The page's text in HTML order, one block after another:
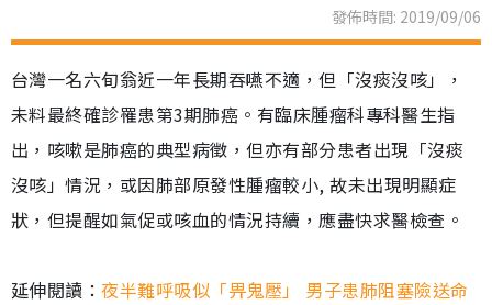
發佈時間: 2019/09/06
台灣一名六旬翁近一年長期吞嚥不適，但「沒痰沒咳」，
未料最終確診罹患第3期肺癌。有臨床腫瘤科專科醫生指
出 ，咳嗽是肺癌的典型病徵，但亦有部分患者出現「沒痰
沒咳」情況，或因肺部原發性腫瘤較小, 故未出現明顯症
狀，但提醒如氣促或咳血的情況持續，應盡快求醫檢查。
延伸閱讀：夜半難呼吸似「畀鬼壓」 男子患肺阻塞險送命